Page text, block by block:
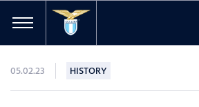
05.02.23 HISTORY